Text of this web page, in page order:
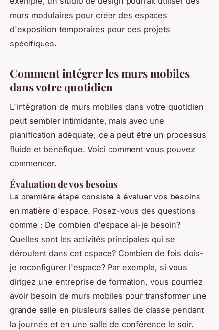
murs modulaires pour créer des espaces
d'exposition temporaires pour des projets
spécifiques.
Comment intégrer les murs mobiles
dans votre quotidien
L'intégration de murs mobiles dans votre quotidien
peut sembler intimidante, mais avec une
planification adéquate, cela peut être un processus
fluide et bénéfique. Voici comment vous pouvez
commencer.
Évaluation de vos besoins
La première étape consiste à évaluer vos besoins
en matière d'espace. Posez-vous des questions
comme : De combien d'espace ai-je besoin?
Quelles sont les activités principales qui se
déroulent dans cet espace? Combien de fois dois-
je reconfigurer l'espace? Par exemple, si vous
dirigez une entreprise de formation, vous pourriez
avoir besoin de murs mobiles pour transformer une
grande salle en plusieurs salles de classe pendant
la journée et en une salle de conférence le soir.